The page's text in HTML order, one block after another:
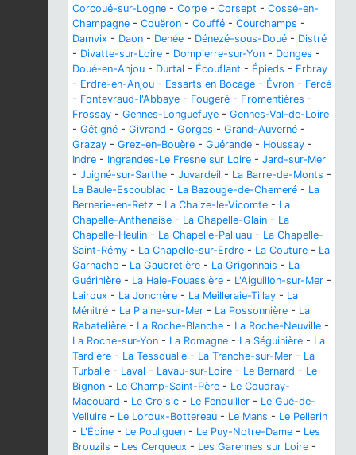
Corcoué-sur-Logne - Corpe - Corsept - Cossé-en-
Champagne - Couëron - Couffé - Courchamps -
Damvix - Daon - Denée - Dénezé-sous-Doué - Distré
- Divatte-sur-Loire - Dompierre-sur-Yon - Donges -
Doué-en-Anjou - Durtal - Écouflant - Épieds - Erbray
- Erdre-en-Anjou - Essarts en Bocage - Évron - Fercé
- Fontevraud-l'Abbaye - Fougeré - Fromentières -
Frossay - Gennes-Longuefuye - Gennes-Val-de-Loire
- Gétigné - Givrand - Gorges - Grand-Auverné -
Grazay - Grez-en-Bouère - Guérande - Houssay -
Indre - Ingrandes-Le Fresne sur Loire - Jard-sur-Mer
- Juigné-sur-Sarthe - Juvardeil - La Barre-de-Monts -
La Baule-Escoublac - La Bazouge-de-Chemeré - La
Bernerie-en-Retz - La Chaize-le-Vicomte - La
Chapelle-Anthenaise - La Chapelle-Glain - La
Chapelle-Heulin - La Chapelle-Palluau - La Chapelle-
Saint-Rémy - La Chapelle-sur-Erdre - La Couture - La
Garnache - La Gaubretière - La Grigonnais - La
Guérinière - La Haie-Fouassière - L'Aiguillon-sur-Mer -
Lairoux - La Jonchère - La Meilleraie-Tillay - La
Ménitré - La Plaine-sur-Mer - La Possonnière - La
Rabatelière - La Roche-Blanche - La Roche-Neuville -
La Roche-sur-Yon - La Romagne - La Séguinière - La
Tardière - La Tessoualle - La Tranche-sur-Mer - La
Turballe - Laval - Lavau-sur-Loire - Le Bernard - Le
Bignon - Le Champ-Saint-Père - Le Coudray-
Macouard - Le Croisic - Le Fenouiller - Le Gué-de-
Velluire - Le Loroux-Bottereau - Le Mans - Le Pellerin
- L'Épine - Le Pouliguen - Le Puy-Notre-Dame - Les
Brouzils - Les Cerqueux - Les Garennes sur Loire -